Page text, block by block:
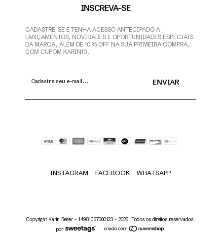
INSCREVA-SE
CADASTRE-SE E TENHA ACESSO ANTECIPADO A
LANÇAMENTOS, NOVIDADES E OPORTUNIDADES ESPECIAIS
DA MARCA, ALÉM DE 10% OFF NA SUA PRIMEIRA COMPRA,
COM CUPOM KARIN10.
INSTAGRAM FACEBOOK WHATSAPP
Copyright Karin Reiter - 14981057000123 - 2026. Todos os direitos reservados.
por